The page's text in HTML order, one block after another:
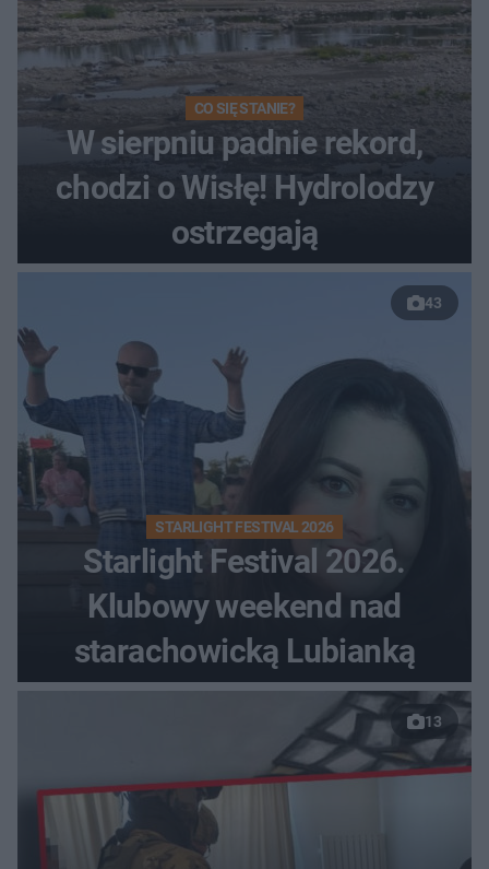
CO SIĘ STANIE?
W sierpniu padnie rekord,
chodzi o Wisłę! Hydrolodzy
ostrzegają
43
STARLIGHT FESTIVAL 2026
Starlight Festival 2026.
Klubowy weekend nad
starachowicką Lubianką
13